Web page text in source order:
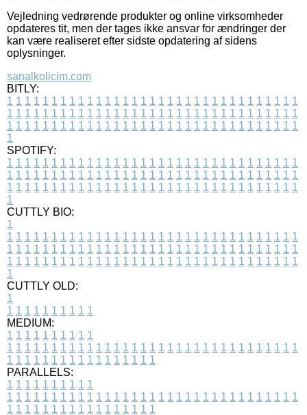
Vejledning vedrørende produkter og online virksomheder
opdateres tit, men der tages ikke ansvar for ændringer der
kan være realiseret efter sidste opdatering af sidens
oplysninger.
sanalkolicim.com
BITLY:
1 1 1 1 1 1 1 1 1 1 1 1 1 1 1 1 1 1 1 1 1 1 1 1 1 1 1 1 1 1 1 1 1
1 1 1 1 1 1 1 1 1 1 1 1 1 1 1 1 1 1 1 1 1 1 1 1 1 1 1 1 1 1 1 1 1
1 1 1 1 1 1 1 1 1 1 1 1 1 1 1 1 1 1 1 1 1 1 1 1 1 1 1 1 1 1 1 1 1
1
SPOTIFY:
1 1 1 1 1 1 1 1 1 1 1 1 1 1 1 1 1 1 1 1 1 1 1 1 1 1 1 1 1 1 1 1 1
1 1 1 1 1 1 1 1 1 1 1 1 1 1 1 1 1 1 1 1 1 1 1 1 1 1 1 1 1 1 1 1 1
1 1 1 1 1 1 1 1 1 1 1 1 1 1 1 1 1 1 1 1 1 1 1 1 1 1 1 1 1 1 1 1 1
1
CUTTLY BIO:
1
1 1 1 1 1 1 1 1 1 1 1 1 1 1 1 1 1 1 1 1 1 1 1 1 1 1 1 1 1 1 1 1 1
1 1 1 1 1 1 1 1 1 1 1 1 1 1 1 1 1 1 1 1 1 1 1 1 1 1 1 1 1 1 1 1 1
1 1 1 1 1 1 1 1 1 1 1 1 1 1 1 1 1 1 1 1 1 1 1 1 1 1 1 1 1 1 1 1 1
1
CUTTLY OLD:
1
1 1 1 1 1 1 1 1 1 1
MEDIUM:
1 1 1 1 1 1 1 1 1 1
1 1 1 1 1 1 1 1 1 1 1 1 1 1 1 1 1 1 1 1 1 1 1 1 1 1 1 1 1 1 1 1 1
1 1 1 1 1 1 1 1 1 1 1 1 1 1 1 1 1
PARALLELS:
1 1 1 1 1 1 1 1 1 1
1 1 1 1 1 1 1 1 1 1 1 1 1 1 1 1 1 1 1 1 1 1 1 1 1 1 1 1 1 1 1 1 1
1 1 1 1 1 1 1 1 1 1 1 1 1 1 1 1 1